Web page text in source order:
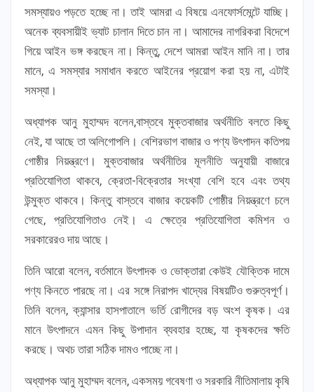
সমস্যায়ও পড়তে হচ্ছে না। তাই আমরা এ বিষয়ে এনফোর্সমেন্টে যাচ্ছি।
অনেক ব্যবসায়ীই ভ্যাট চালান দিতে চান না। আমাদের নাগরিকরা বিদেশে
গিয়ে আইন ভঙ্গ করছেন না। কিন্তু, দেশে আমরা আইন মানি না। তার
মানে, এ সমস্যার সমাধান করতে আইনের প্রয়োগ করা হয় না, এটাই
সমস্যা।
অধ্যাপক আনু মুহাম্মদ বলেন,বাস্তবে মুক্তবাজার অর্থনীতি বলতে কিছু
নেই, যা আছে তা অলিগোপলি। বেশিরভাগ বাজার ও পণ্য উৎপাদন কতিপয়
গোষ্ঠীর নিয়ন্ত্রণে। মুক্তবাজার অর্থনীতির মূলনীতি অনুযায়ী বাজারে
প্রতিযোগিতা থাকবে, ক্রেতা-বিক্রেতার সংখ্যা বেশি হবে এবং তথ্য
উন্মুক্ত থাকবে। কিন্তু বাস্তবে বাজার কয়েকটি গোষ্ঠীর নিয়ন্ত্রণে চলে
গেছে, প্রতিযোগিতাও নেই। এ ক্ষেত্রে প্রতিযোগিতা কমিশন ও
সরকারেরও দায় আছে।
তিনি আরো বলেন, বর্তমানে উৎপাদক ও ভোক্তারা কেউই যৌক্তিক দামে
পণ্য কিনতে পারছে না। এর সঙ্গে নিরাপদ খাদ্যের বিষয়টিও গুরুত্বপূর্ণ।
তিনি বলেন, ক্যান্সার হাসপাতালে ভর্তি রোগীদের বড় অংশ কৃষক। এর
মানে উৎপাদনে এমন কিছু উপাদান ব্যবহার হচ্ছে, যা কৃষকদের ক্ষতি
করছে। অথচ তারা সঠিক দামও পাচ্ছে না।
অধ্যাপক আনু মুহাম্মদ বলেন, একসময় গবেষণা ও সরকারি নীতিমালায় কৃষি